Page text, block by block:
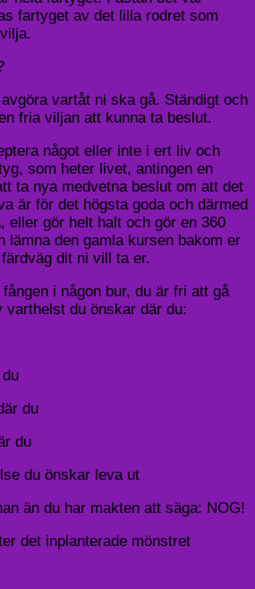
fartyget av det lilla rodret som
vartåt ni ska gå. Ständigt och
fria viljan att kunna ta beslut.
något eller inte i ert liv och
som heter livet, antingen en
ta nya medvetna beslut om att det
är för det högsta goda och därmed
eller gör helt halt och gör en 360
lämna den gamla kursen bakom er
dit ni vill ta er.
i någon bur, du är fri att gå
du önskar där du:
du
du
du önskar leva ut
än du har makten att säga: NOG!
det inplanterade mönstret